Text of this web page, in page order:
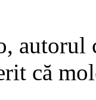
autorul
că